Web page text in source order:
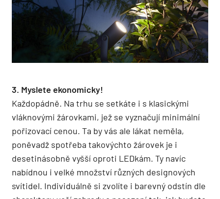
3. Myslete ekonomicky!
Každopádně. Na trhu se setkáte i s klasickými
vláknovými žárovkami, jež se vyznačují minimální
pořizovací cenou. Ta by vás ale lákat neměla,
poněvadž spotřeba takovýchto žárovek je i
desetinásobně vyšší oproti LEDkám. Ty navíc
nabídnou i velké množství různých designových
svítidel. Individuálně si zvolíte i barevný odstín dle